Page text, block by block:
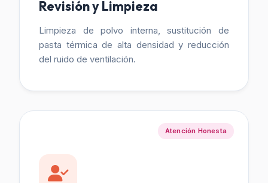
Revisión y Limpieza
Limpieza de polvo interna, sustitución de
pasta térmica de alta densidad y reducción
del ruido de ventilación.
Atención Honesta